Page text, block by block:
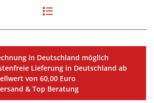
in Deutschland möglich
Lieferung in Deutschland ab
von 60,00 Euro
& Top Beratung